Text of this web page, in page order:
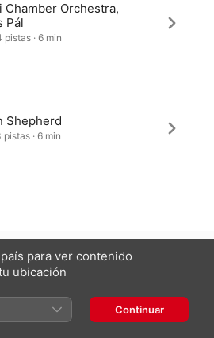
Chamber Orchestra,
Pál
pistas · 6 min
Shepherd
pistas · 6 min
los derechos reservados.
Apple Music y la privacidad
Comentarios
para ver contenido
ubicación
Continuar